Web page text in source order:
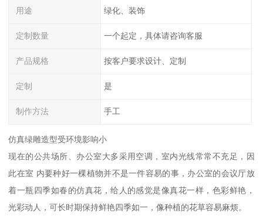
用途 绿化、装饰
定制数量 一个起定，具体请咨询客服
产品规格 按客户要求设计、定制
定制 是
制作方法 手工
仿真绿雕造型受环境影响小
现在的公共场所、办公室大多采用空调，室内光线常常不充足，因
此在室 内要种好一棵植物并不是一件容易的事，办公室的会议厅放
着一瓶四季如春的仿真花，给人的感觉是像真花一样，色彩鲜艳，
光彩动人，可长时期保持鲜艳四季如一，像种植的花草容易麻烦。